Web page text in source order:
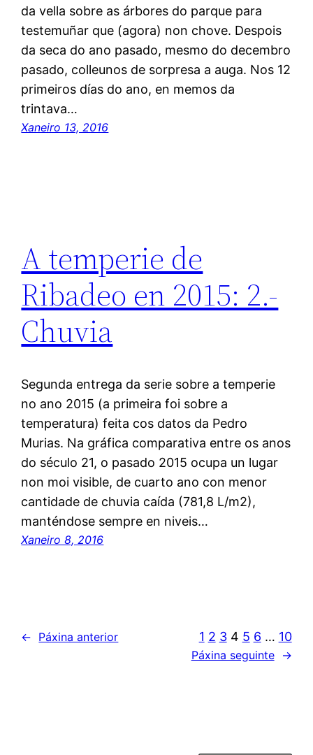
da vella sobre as árbores do parque para
testemuñar que (agora) non chove. Despois
da seca do ano pasado, mesmo do decembro
pasado, colleunos de sorpresa a auga. Nos 12
primeiros días do ano, en memos da
trintava…
Xaneiro 13, 2016
A temperie de
Ribadeo en 2015: 2.-
Chuvia
Segunda entrega da serie sobre a temperie
no ano 2015 (a primeira foi sobre a
temperatura) feita cos datos da Pedro
Murias. Na gráfica comparativa entre os anos
do século 21, o pasado 2015 ocupa un lugar
non moi visible, de cuarto ano con menor
cantidade de chuvia caída (781,8 L/m2),
manténdose sempre en niveis…
Xaneiro 8, 2016
← Páxina anterior 1 2 3 4 5 6 … 10
Páxina seguinte →